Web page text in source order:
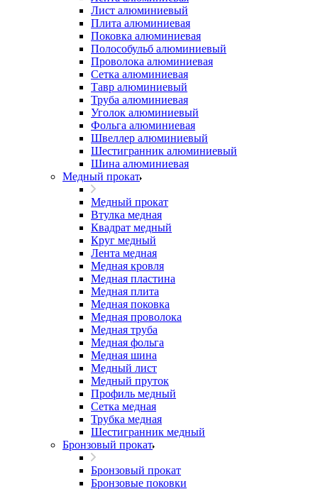
Лист алюминиевый
Плита алюминиевая
Поковка алюминиевая
Полособульб алюминиевый
Проволока алюминиевая
Сетка алюминиевая
Тавр алюминиевый
Труба алюминиевая
Уголок алюминиевый
Фольга алюминиевая
Швеллер алюминиевый
Шестигранник алюминиевый
Шина алюминиевая
Медный прокат
Медный прокат
Втулка медная
Квадрат медный
Круг медный
Лента медная
Медная кровля
Медная пластина
Медная плита
Медная поковка
Медная проволока
Медная труба
Медная фольга
Медная шина
Медный лист
Медный пруток
Профиль медный
Сетка медная
Трубка медная
Шестигранник медный
Бронзовый прокат
Бронзовый прокат
Бронзовые поковки